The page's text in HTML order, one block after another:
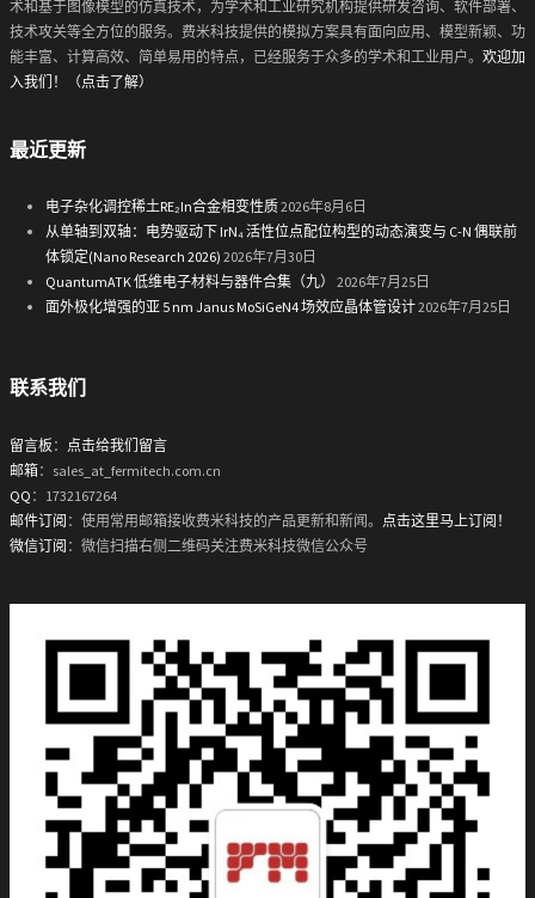
术和基于图像模型的仿真技术，为学术和工业研究机构提供研发咨询、软件部署、
技术攻关等全方位的服务。费米科技提供的模拟方案具有面向应用、模型新颖、功
能丰富、计算高效、简单易用的特点，已经服务于众多的学术和工业用户。 欢迎加
入我们！（点击了解）
最近更新
电子杂化调控稀土RE₂In合金相变性质2026年8月6日
从单轴到双轴：电势驱动下 IrN₄ 活性位点配位构型的动态演变与 C-N 偶联前
体锁定(Nano Research 2026) 2026年7月30日
QuantumATK 低维电子材料与器件合集（九）
2026年7月25日
面外极化增强的亚 5 nm Janus MoSiGeN4 场效应晶体管设计2026年7月25日
联系我们
留言板 ： 点击给我们留言
邮箱：sales_at_fermitech.com.cn
QQ ：1732167264
邮件订阅 ：使用常用邮箱接收费米科技的产品更新和新闻。 点击这里马上订阅！
微信订阅 ：微信扫描右侧二维码关注费米科技微信公众号